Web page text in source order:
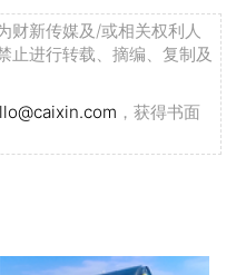
财新传媒及/或相关权利人
止进行转载、摘编、复制及
，获得书面